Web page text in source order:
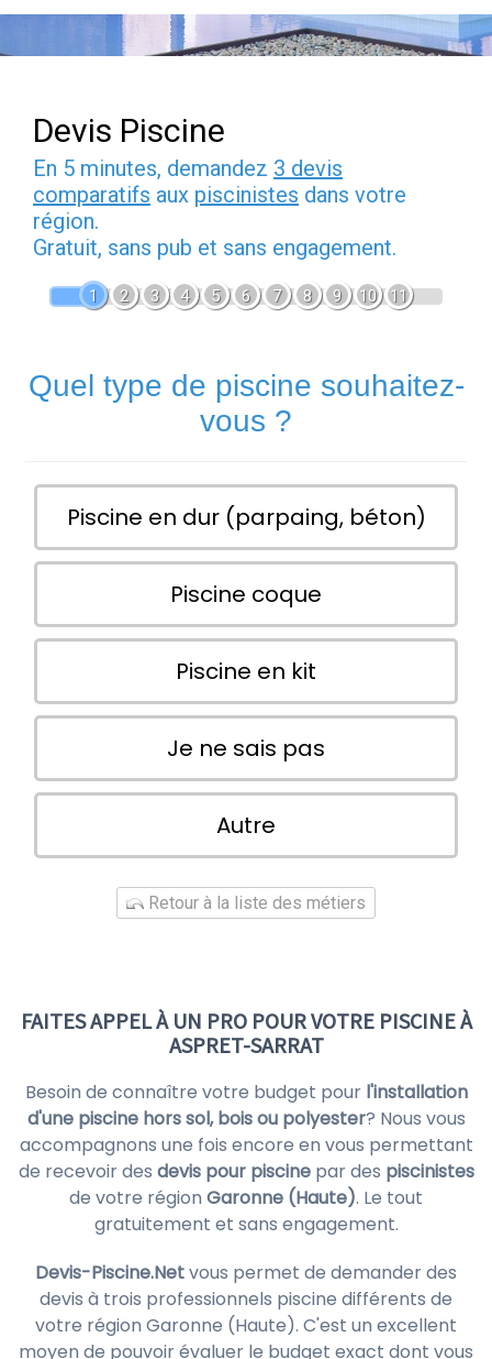
Devis Piscine
En 5 minutes, demandez 3 devis
comparatifs aux piscinistes dans votre
région.
Gratuit, sans pub et sans engagement.
1 2 3 4 5 6 7 8 9 10 11
Quel type de piscine souhaitez-
vous ?
Piscine en dur (parpaing, béton)
Piscine coque
Piscine en kit
Je ne sais pas
Autre
Retour à la liste des métiers
FAITES APPEL À UN PRO POUR VOTRE PISCINE À
ASPRET-SARRAT
Besoin de connaître votre budget pour l'installation
d'une piscine hors sol, bois ou polyester? Nous vous
accompagnons une fois encore en vous permettant
de recevoir des devis pour piscinepar des piscinistes
de votre région Garonne (Haute). Le tout
gratuitement et sans engagement.
Devis-Piscine.Netvous permet de demander des
devis à trois professionnels piscine différents de
votre région Garonne (Haute). C'est un excellent
moyen de pouvoir évaluer le budget exact dont vous